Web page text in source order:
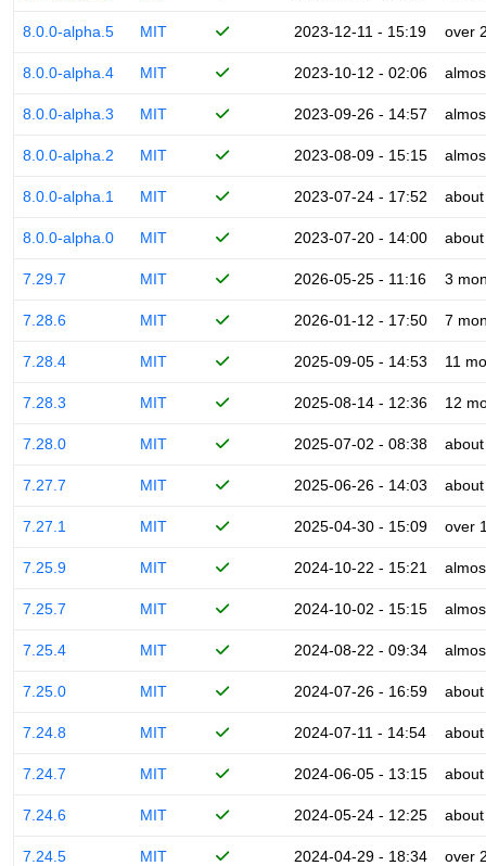
8.0.0-alpha.5 MIT 2023-12-11 - 15:19 over
8.0.0-alpha.4 MIT 2023-10-12 - 02:06
8.0.0-alpha.3 MIT 2023-09-26 - 14:57
8.0.0-alpha.2 MIT 2023-08-09 - 15:15
8.0.0-alpha.1 MIT 2023-07-24 - 17:52
8.0.0-alpha.0 MIT 2023-07-20 - 14:00
7.29.7 MIT 2026-05-25 - 11:16 3
7.28.6 MIT 2026-01-12 - 17:50 7
7.28.4 MIT 2025-09-05 - 14:53 11
7.28.3 MIT 2025-08-14 - 12:36 12
7.28.0 MIT 2025-07-02 - 08:38
7.27.7 MIT 2025-06-26 - 14:03
7.27.1 MIT 2025-04-30 - 15:09 over
7.25.9 MIT 2024-10-22 - 15:21
7.25.7 MIT 2024-10-02 - 15:15
7.25.4 MIT 2024-08-22 - 09:34
7.25.0 MIT 2024-07-26 - 16:59
7.24.8 MIT 2024-07-11 - 14:54
7.24.7 MIT 2024-06-05 - 13:15
7.24.6 MIT 2024-05-24 - 12:25
7.24.5 MIT 2024-04-29 - 18:34 over